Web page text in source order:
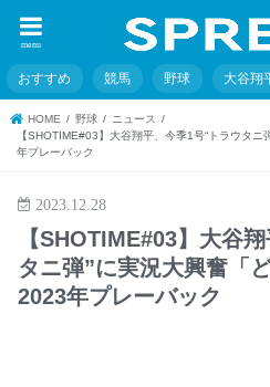
menu
おすすめ 競馬 野球 大谷翔
HOME 野球
ニュース
【SHOTIME#03】大谷翔平、今季1号“トラウタ
年プレーバック
2023.12.28
【SHOTIME#03】大谷
タニ弾”に実況大興奮「
2023年プレーバック